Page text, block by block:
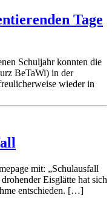
Tage
Schuljahr konnten die
BeTaWi) in der
wieder in
mit: „Schulausfall
Eisglätte hat sich
entschieden. […]